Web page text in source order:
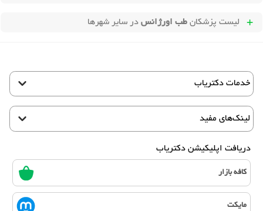
لیست پزشکان طب اورژانس در سایر شهرها
خدمات دکتریاب
لینک‌های مفید
دریافت اپلیکیشن دکتریاب
کافه بازار
مایکت